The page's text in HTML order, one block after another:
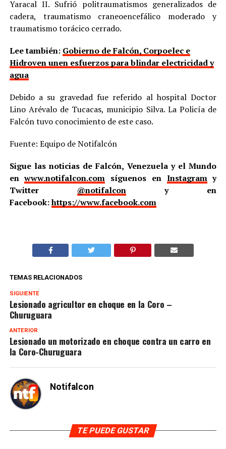
Yaracal II. Sufrió politraumatismos generalizados de
cadera, traumatismo craneoencefálico moderado y
traumatismo torácico cerrado.
Lee también: Gobierno de Falcón, Corpoelec e
Hidroven unen esfuerzos para blindar electricidad y
agua
Debido a su gravedad fue referido al hospital Doctor
Lino Arévalo de Tucacas, municipio Silva. La Policía de
Falcón tuvo conocimiento de este caso.
Fuente: Equipo de Notifalcón
Sigue las noticias de Falcón, Venezuela y el Mundo
enwww.notifalcon.com síguenos en Instagramy
Twitter @notifalcony en
Facebook:https://www.facebook.com
TEMAS RELACIONADOS
SIGUIENTE
Lesionado agricultor en choque en la Coro –
Churuguara
ANTERIOR
Lesionado un motorizado en choque contra un carro en
la Coro-Churuguara
Notifalcon
TE PUEDE GUSTAR